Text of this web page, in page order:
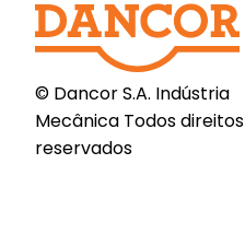
© Dancor S.A. Indústria
Mecânica Todos direitos
reservados